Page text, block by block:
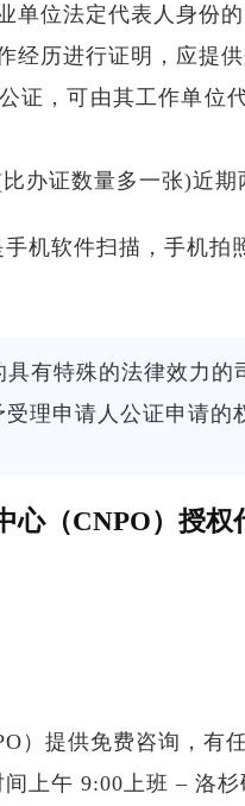
单位法定代表人身份
经历进行证明，应提
证，可由其工作单
办证数量多一张)近期
机软件扫描，手机
有特殊的法律效力
理申请人公证申请的
心（CNPO）授权
）提供免费咨询，有
上午 9:00上班 – 洛